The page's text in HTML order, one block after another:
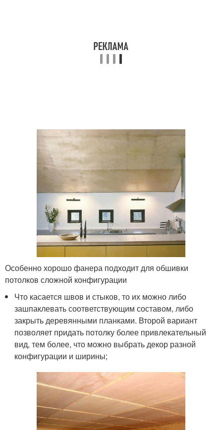
Особенно хорошо фанера подходит для обшивки
потолков сложной конфигурации
Что касается швов и стыков, то их можно либо
зашпаклевать соответствующим составом, либо
закрыть деревянными планками. Второй вариант
позволяет придать потолку более привлекательный
вид, тем более, что можно выбрать декор разной
конфигурации и ширины;